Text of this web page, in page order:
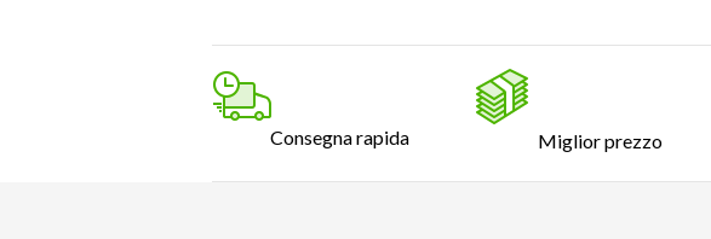
Consegna rapida Miglior prezzo